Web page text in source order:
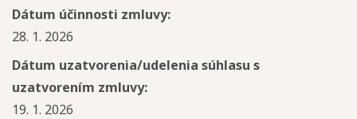
Dátum účinnosti zmluvy:
28. 1. 2026
Dátum uzatvorenia/udelenia súhlasu s
uzatvorením zmluvy:
19. 1. 2026